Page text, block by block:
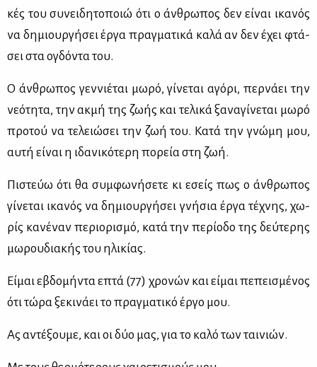
κές του συ­νει­δη­το­ποιώ ότι ο άν­θρω­πος δεν εί­ναι ικα­νός
να δη­μιουρ­γή­σει έρ­γα πραγ­μα­τι­κά κα­λά αν δεν έχει φτά­
σει στα ογδό­ντα του.
Ο άν­θρω­πος γεν­νιέ­ται μω­ρό, γί­νε­ται αγό­ρι, περ­νά­ει την
νε­ό­τη­τα, την ακ­μή της ζω­ής και τε­λι­κά ξα­να­γί­νε­ται μω­ρό
προ­τού να τε­λειώ­σει την ζωή του. Κα­τά την γνώ­μη μου,
αυ­τή εί­ναι η ιδα­νι­κό­τε­ρη πο­ρεία στη ζωή.
Πι­στεύω ότι θα συμ­φω­νή­σε­τε κι εσείς πως ο άν­θρω­πος
γί­νε­ται ικα­νός να δη­μιουρ­γή­σει γνή­σια έρ­γα τέ­χνης, χω­
ρίς κα­νέ­ναν πε­ριο­ρι­σμό, κα­τά την πε­ρί­ο­δο της δεύ­τε­ρης
μω­ρου­δια­κής του ηλι­κί­ας.
Εί­μαι εβδο­μή­ντα επτά (77) χρο­νών και εί­μαι πε­πει­σμέ­νος
ότι τώ­ρα ξε­κι­νά­ει το πραγ­μα­τι­κό έρ­γο μου.
Ας αντέ­ξου­με, και οι δύο μας, για το κα­λό των ται­νιών.